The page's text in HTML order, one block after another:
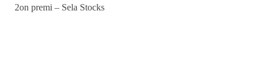
2on premi – Sela Stocks